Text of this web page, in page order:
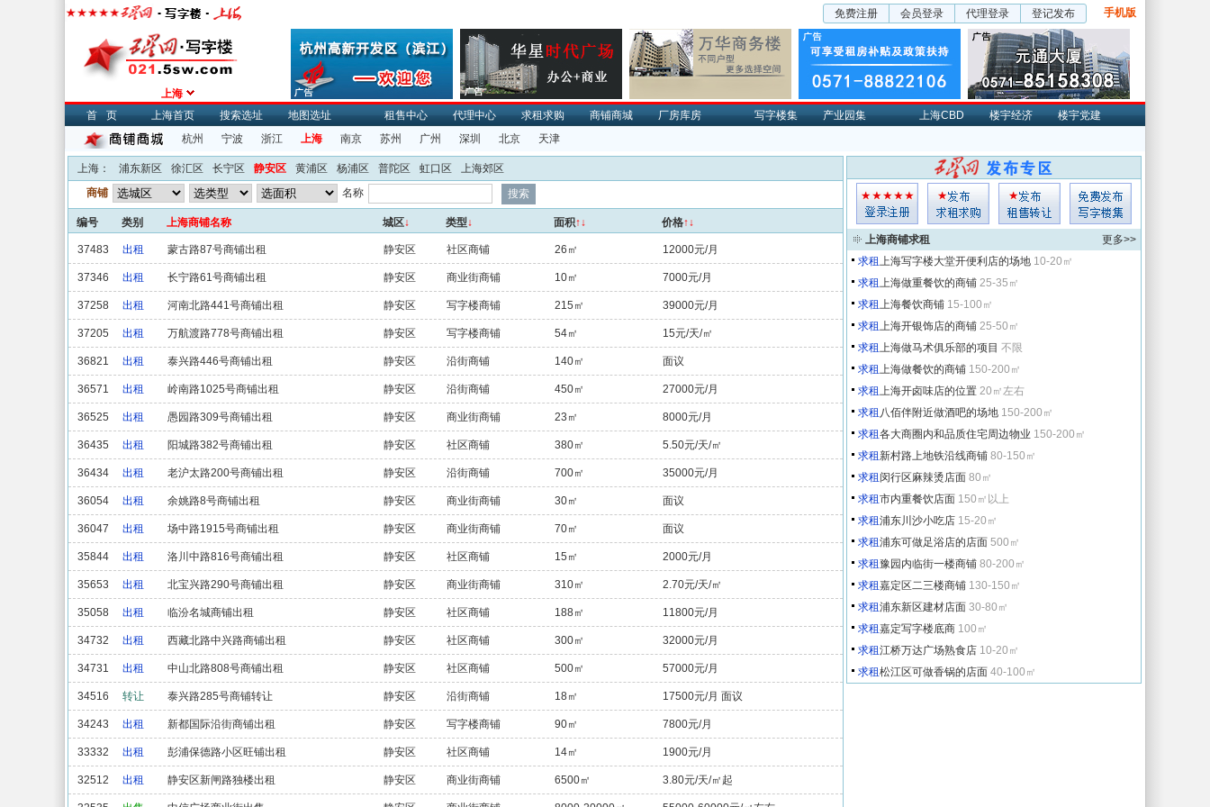
免费注册 会员登录 代理登录 登记发布 手机版
上海
首页
上海首页 搜索选址 地图选址 租售中心 代理中心 求租求购 商铺商城 厂房库房 写字楼集 产业园集 上海CBD 楼宇经济
楼宇党建
杭州
宁波 浙江 上海 南京 苏州 广州 深圳 北京 天津
上海： 浦东新区 徐汇区 长宁区 静安区 黄浦区 杨浦区 普陀区 虹口区
上海郊区
商铺
名称
编号 类别 上海商铺名称 城区↓ 类型↓ 面积↑↓ 价格↑↓
37483 出租 蒙古路87号商铺出租 静安区 社区商铺 26㎡ 12000元/月
37346 出租 长宁路61号商铺出租 静安区 商业街商铺 10㎡ 7000元/月
37258 出租 河南北路441号商铺出租 静安区 写字楼商铺 215㎡ 39000元/月
37205 出租 万航渡路778号商铺出租 静安区 写字楼商铺 54㎡ 15元/天/㎡
36821 出租 泰兴路446号商铺出租 静安区 沿街商铺 140㎡ 面议
36571 出租 岭南路1025号商铺出租 静安区 沿街商铺 450㎡ 27000元/月
36525 出租 愚园路309号商铺出租 静安区 商业街商铺 23㎡ 8000元/月
36435 出租 阳城路382号商铺出租 静安区 社区商铺 380㎡ 5.50元/天/㎡
36434 出租 老沪太路200号商铺出租 静安区 沿街商铺 700㎡ 35000元/月
36054 出租 余姚路8号商铺出租 静安区 商业街商铺 30㎡ 面议
36047 出租 场中路1915号商铺出租 静安区 商业街商铺 70㎡ 面议
35844 出租 洛川中路816号商铺出租 静安区 社区商铺 15㎡ 2000元/月
35653 出租 北宝兴路290号商铺出租 静安区 商业街商铺 310㎡ 2.70元/天/㎡
35058 出租 临汾名城商铺出租 静安区 社区商铺 188㎡ 11800元/月
34732 出租 西藏北路中兴路商铺出租 静安区 社区商铺 300㎡ 32000元/月
34731 出租 中山北路808号商铺出租 静安区 社区商铺 500㎡ 57000元/月
34516 转让 泰兴路285号商铺转让 静安区 沿街商铺 18㎡ 17500元/月 面议
34243 出租 新都国际沿街商铺出租 静安区 写字楼商铺 90㎡ 7800元/月
33332 出租 彭浦保德路小区旺铺出租 静安区 社区商铺 14㎡ 1900元/月
32512 出租 静安区新闸路独楼出租 静安区 商业街商铺 6500㎡ 3.80元/天/㎡起
上海商铺求租
更多>>
求租上海写字楼大堂开便利店的场地 10-20㎡
求租上海做重餐饮的商铺 25-35㎡
求租上海餐饮商铺 15-100㎡
求租上海开银饰店的商铺 25-50㎡
求租上海做马术俱乐部的项目 不限
求租上海做餐饮的商铺 150-200㎡
求租上海开卤味店的位置 20㎡左右
求租 八佰伴附近做酒吧的场地 150-200㎡
求租各大商圈内和品质住宅周边物业 150-200㎡
求租新村路上地铁沿线商铺 80-150㎡
求租 闵行区麻辣烫店面 80㎡
求租市内重餐饮店面 150㎡以上
求租浦东川沙小吃店 15-20㎡
求租浦东可做足浴店的店面 500㎡
求租豫园内临街一楼商铺 80-200㎡
求租嘉定区二三楼商铺 130-150㎡
求租浦东新区建材店面 30-80㎡
求租嘉定写字楼底商 100㎡
求租江桥万达广场熟食店 10-20㎡
求租松江区可做香锅的店面 40-100㎡